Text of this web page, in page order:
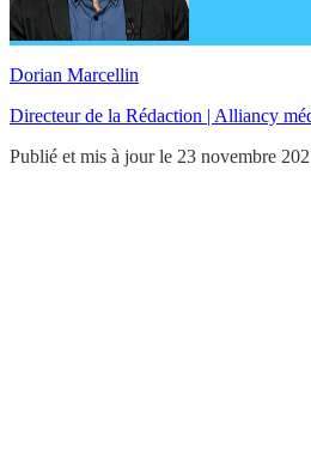
Dorian Marcellin
Directeur de la Rédaction | Alliancy
Publié et mis à jour le 23 novembre